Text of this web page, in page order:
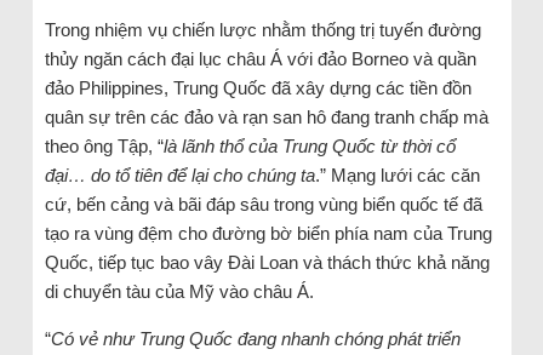
Trong nhiệm vụ chiến lược nhằm thống trị tuyến đường
thủy ngăn cách đại lục châu Á với đảo Borneo và quần
đảo Philippines, Trung Quốc đã xây dựng các tiền đồn
quân sự trên các đảo và rạn san hô đang tranh chấp mà
theo ông Tập, “là lãnh thổ của Trung Quốc từ thời cổ
đại… do tổ tiên để lại cho chúng ta.” Mạng lưới các căn
cứ, bến cảng và bãi đáp sâu trong vùng biển quốc tế đã
tạo ra vùng đệm cho đường bờ biển phía nam của Trung
Quốc, tiếp tục bao vây Đài Loan và thách thức khả năng
di chuyển tàu của Mỹ vào châu Á.
“Có vẻ như Trung Quốc đang nhanh chóng phát triển